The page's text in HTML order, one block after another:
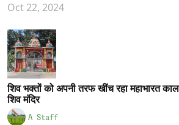
Oct 22, 2024
शिव भक्तों को अपनी तरफ खींच रहा महाभारत
शिव मंदिर
A Staff